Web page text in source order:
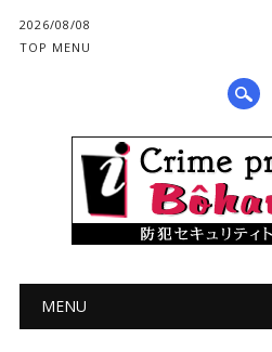
2026/08/08
TOP MENU
メインメニュー
MENU